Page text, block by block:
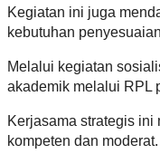
Kegiatan ini juga
kebutuhan
Melalui kegiatan
akademik melalui RPL
Kerjasama strategis
kompeten dan moderat.